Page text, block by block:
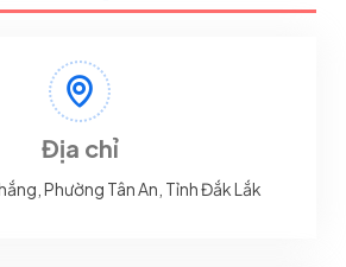
Địa chỉ
Phường Tân An, Tỉnh Đắk Lắk